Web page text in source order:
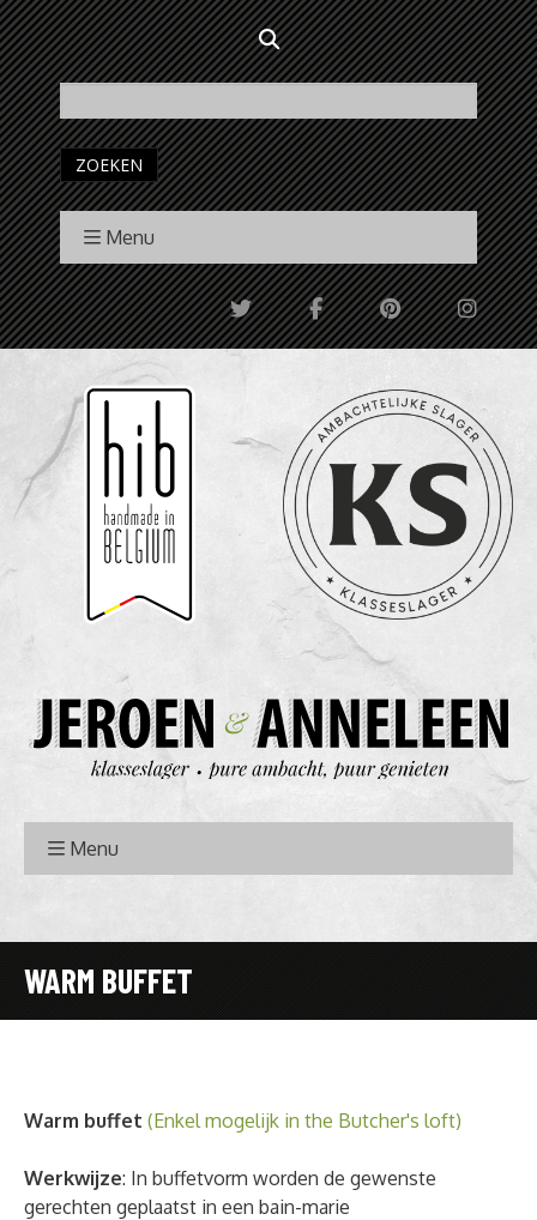
ZOEKEN
Menu
Menu
WARM BUFFET
Warm buffet (Enkel mogelijk in the Butcher's loft)
Werkwijze: In buffetvorm worden de gewenste
gerechten geplaatst in een bain-marie